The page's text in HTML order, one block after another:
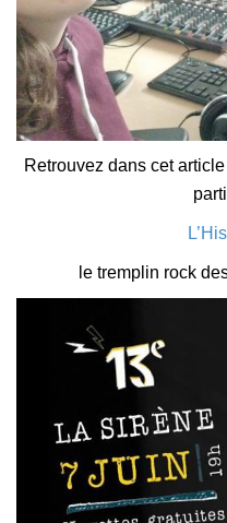
Retrouvez dans cet
le tremplin rock